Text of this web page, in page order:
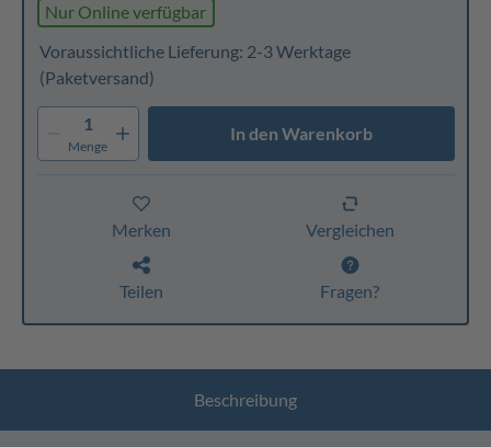
Nur Online verfügbar
Voraussichtliche Lieferung: 2-3 Werktage
(Paketversand)
1
Menge
In den Warenkorb
Merken Vergleichen
Teilen Fragen?
Beschreibung